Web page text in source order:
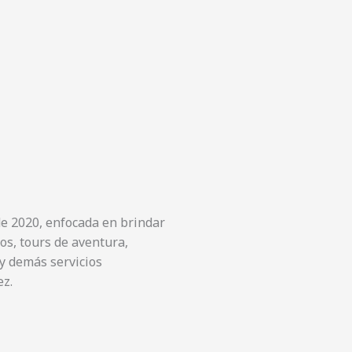
2020, enfocada en brindar
tours de aventura,
demás servicios